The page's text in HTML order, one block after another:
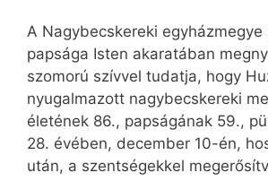
A Nagybecskereki egyházmegye
papsága Isten akaratában
szomorú szívvel tudatja, hogy
nyugalmazott nagybecskereki
életének 86., papságának 59.,
28. évében, december 10-én,
után, a szentségekkel